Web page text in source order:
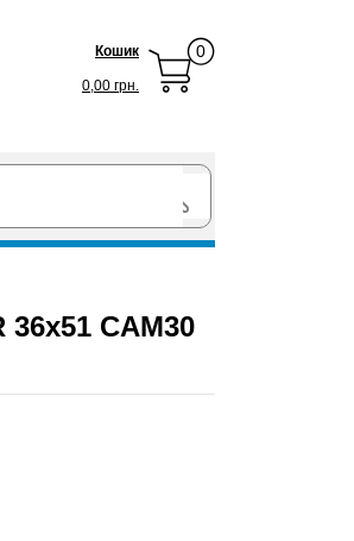
Кошик
0,00 грн.
0
36x51 CAM30